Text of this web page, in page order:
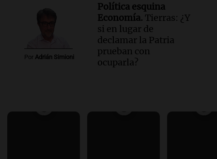
Por Adrián Simioni
Política esquina
Economía. Tierras: ¿Y
si en lugar de
declamar la Patria
prueban con
ocuparla?